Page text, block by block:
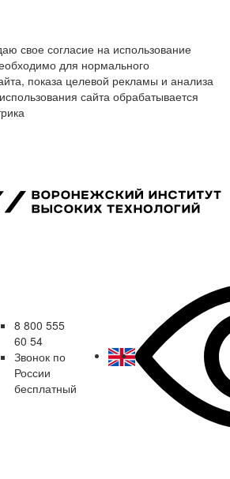
свое согласие на использование
для нормального
показа целевой рекламы и анализа
сайта обрабатывается
8 800 555
60 54
Звонок по
России
бесплатный